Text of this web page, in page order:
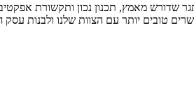
שדורש מאמץ, תכנון נכון ותקשורת
יותר עם הצוות שלנו ולבנות עסק